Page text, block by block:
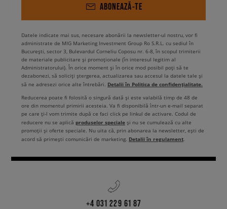
ABONEAZĂ-TE
Datele indicate mai sus, necesare abonării la newsletter-ul nostru, vor fi
administrate de MIG Marketing Investment Group Ro S.R.L. cu sediul în
București, sector 3, Bulevardul Corneliu Coposu nr. 6-8, în scopul trimiterii
de materiale publicitare și promoționale (în interesul legitim al
Administratorului). În orice moment și în orice mod posibil poți să te
dezabonezi, să soliciți ștergerea, actualizarea sau accesul la datele tale și
să ne adresezi orice alte întrebări. Detalii în Politica de confidențialitate.
Reducerea poate fi folosită o singură dată și este valabilă timp de 48 de
ore din momentul primirii acesteia. Va fi disponibilă într-un e-mail separat
pe care ți-l vom trimite după ce faci click pe linkul de activare. Codul de
reducere nu se aplică produselor speciale și nu se cumulează cu alte
promoții și oferte speciale. Nu uita că, prin abonarea la newsletter, ești de
acord să primești comunicări de marketing. Detalii în regulament.
+4 031 229 61 87